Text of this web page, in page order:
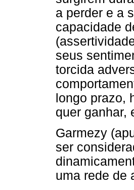
a perder e a
capacidade
seus
torcida
longo prazo,
quer ganhar,
Garmezy
ser
uma rede de